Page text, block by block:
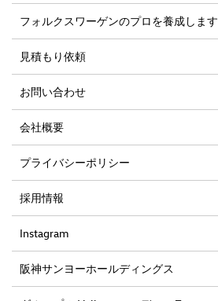
フォルクスワーゲンのプロを養成します
見積もり依頼
お問い合わせ
会社概要
プライバシーポリシー
採用情報
Instagram
阪神サンヨーホールディングス